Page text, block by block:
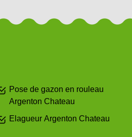
Pose de gazon en rouleau
Argenton Chateau
Elagueur Argenton Chateau